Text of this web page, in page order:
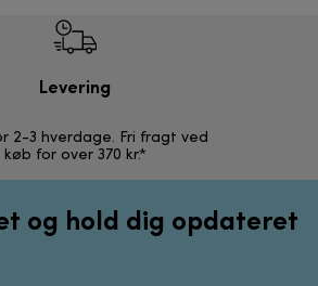
Levering
2-3 hverdage. Fri fragt ved
køb for over 370 kr.*
og hold dig opdateret